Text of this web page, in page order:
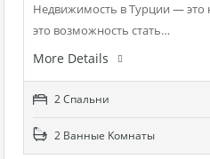
Недвижимость в Турции — это
это возможность стать…
More Details
2 Cпальни
2 Bанные Kомнаты